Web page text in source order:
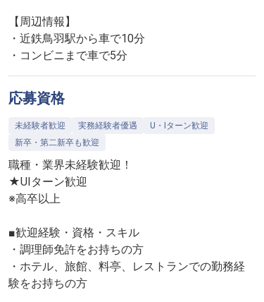
【周辺情報】
・近鉄鳥羽駅から車で10分
・コンビニまで車で5分
応募資格
未経験者歓迎 実務経験者優遇
U・Iターン歓迎
新卒・第二新卒も歓迎
職種・業界未経験歓迎！
★UIターン歓迎
※高卒以上
■歓迎経験・資格・スキル
・調理師免許をお持ちの方
・ホテル、旅館、料亭、レストランでの勤務経
験をお持ちの方